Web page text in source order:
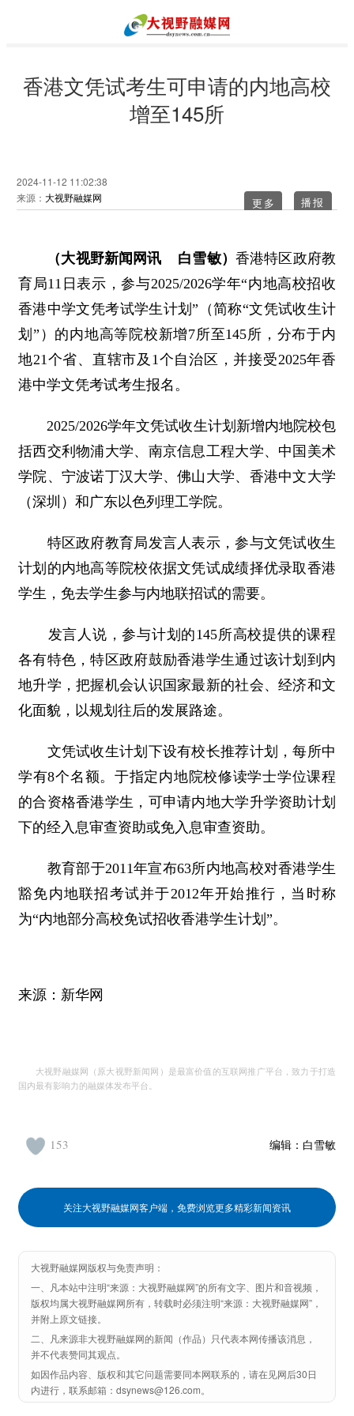
香港文凭试考生可申请的内地高校
增至145所
2024-11-12 11:02:38
来源： 大视野融媒网 更多
（大视野新闻网讯 白雪敏） 香港特区政府教
育局11日表示，参与2025/2026学年“内地高校招收
香港中学文凭考试学生计划”（简称“文凭试收生计
划”）的内地高等院校新增7所至145所，分布于内
地21个省、直辖市及1个自治区，并接受2025年香
港中学文凭考试考生报名。
2025/2026学年文凭试收生计划新增内地院校包
括西交利物浦大学、南京信息工程大学、中国美术
学院、宁波诺丁汉大学、佛山大学、香港中文大学
（深圳）和广东以色列理工学院。
特区政府教育局发言人表示，参与文凭试收生
计划的内地高等院校依据文凭试成绩择优录取香港
学生，免去学生参与内地联招试的需要。
发言人说，参与计划的145所高校提供的课程
各有特色，特区政府鼓励香港学生通过该计划到内
地升学，把握机会认识国家最新的社会、经济和文
化面貌，以规划往后的发展路途。
文凭试收生计划下设有校长推荐计划，每所中
学有8个名额。于指定内地院校修读学士学位课程
的合资格香港学生，可申请内地大学升学资助计划
下的经入息审查资助或免入息审查资助。
教育部于2011年宣布63所内地高校对香港学生
豁免内地联招考试并于2012年开始推行，当时称
为“内地部分高校免试招收香港学生计划”。
来源：新华网
大视野融媒网（原大视野新闻网）是最富价值的互联网推广平台，致力于打造
国内最有影响力的融媒体发布平台。
编辑： 白雪敏
153
关注大视野融媒网客户端，免费浏览更多精彩新闻资讯
大视野融媒网版权与免责声明：
一、凡本站中注明“来源：大视野融媒网”的所有文字、图片和音视频，
版权均属大视野融媒网所有，转载时必须注明“来源：大视野融媒网”，
并附上原文链接。
二、凡来源非大视野融媒网的新闻（作品）只代表本网传播该消息，
并不代表赞同其观点。
如因作品内容、版权和其它问题需要同本网联系的，请在见网后30日
内进行，联系邮箱：dsynews@126.com。